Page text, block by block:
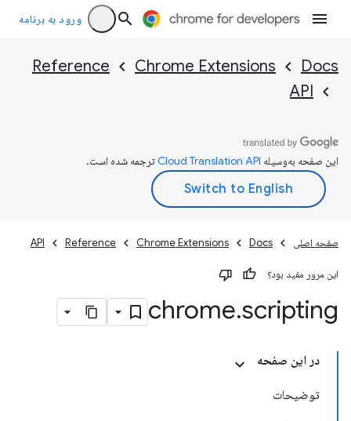
ورود به برنامه
Docs
Chrome Extensions
Reference
API
این صفحه به‌وسیله ترجمه شده است.
صفحه اصلی Docs
Chrome Extensions
Reference
API
این مرور مفید بود؟
chrome.scripting
در این صفحه
توضیحات